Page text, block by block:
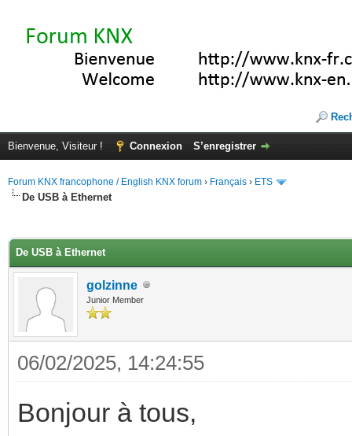
Bienvenue, Visiteur ! Connexion S’enregistrer
Forum KNX francophone / English KNX forum › Français › ETS
De USB à Ethernet
De USB à Ethernet
golzinne
Junior Member
06/02/2025, 14:24:55
Bonjour à tous,